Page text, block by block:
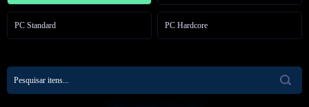
PC Standard PC Hardcore